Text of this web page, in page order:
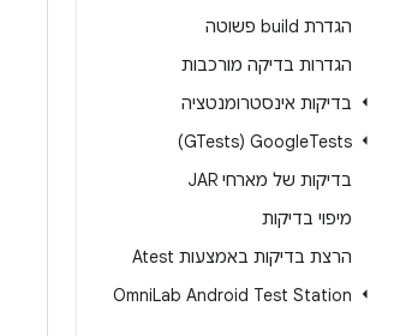
הגדרת build פשוטה
הגדרות בדיקה מורכבות
בדיקות אינסטרומנטציה
GoogleTests‏ (GTests)
בדיקות של מארחי JAR
מיפוי בדיקות
הרצת בדיקות באמצעות Atest
OmniLab Android Test Station